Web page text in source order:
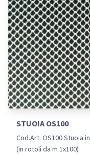
STUOIA OS100
Cod.Art: OS100 Stuoia
(in rotoli da m 1x100)